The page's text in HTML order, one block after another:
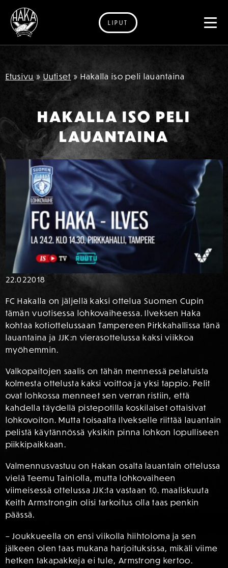
Siirry sisältöön
LIPUT
Etusivu » Uutiset » Hakalla iso peli lauantaina
HAKALLA ISO PELI
LAUANTAINA
22.022018
FC Hakalla on jäljellä kaksi ottelua Suomen Cupin
tämän vuotisessa lohkovaiheessa. Ilveksen Haka
kohtaa kotiottelussaan Tampereen Pirkkahallissa tänä
lauantaina ja JJK:n vierasottelussa kaksi viikkoa
myöhemmin.
Valkopaitojen saalis on tähän mennessä pelatuista
kolmesta ottelusta kaksi voittoa ja yksi tappio. Pelit
ovat lohkossa menneet sen verran ristiin, että
kahdella täydellä pistepotilla koskilaiset ottaisivat
lohkovoiton. Mutta toisaalta Ilvekselle riittää lauantain
pelistä käytännössä yksikin pinna lohkon lopulliseen
piikkipaikkaan.
Valmennusvastuu on Hakan osalta lauantain ottelussa
vielä Teemu Tainiolla, mutta lohkovaiheen
viimeisessä ottelussa JJK:ta vastaan 10. maaliskuuta
Keith Armstrongin olisi tarkoitus olla taas penkin
päässä.
– Joukkueella on ensi viikolla hiihtoloma ja sen
jälkeen olen taas mukana harjoituksissa, mikäli viime
hetken takapakkeja ei tule, Armstrong kertoo.